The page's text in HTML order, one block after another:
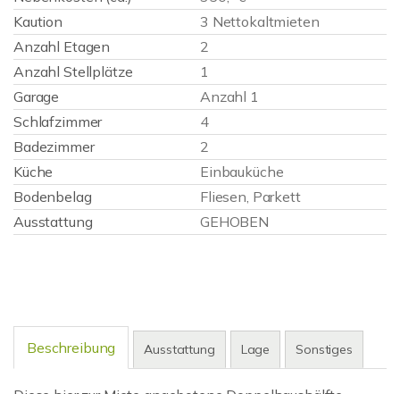
Kaution
3 Nettokaltmieten
Anzahl Etagen
2
Anzahl Stellplätze
1
Garage
Anzahl 1
Schlafzimmer
4
Badezimmer
2
Küche
Einbauküche
Bodenbelag
Fliesen, Parkett
Ausstattung
GEHOBEN
Beschreibung Ausstattung Lage Sonstiges